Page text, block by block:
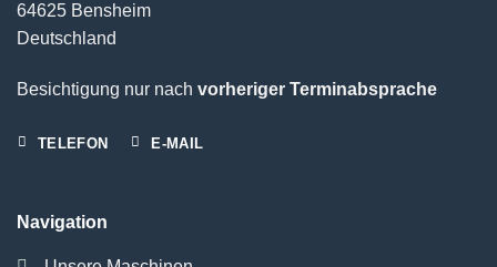
64625 Bensheim
Deutschland
Besichtigung nur nach vorheriger Terminabsprache
TELEFON E-MAIL
Navigation